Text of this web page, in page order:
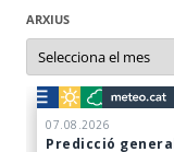
ARXIUS
Arxius